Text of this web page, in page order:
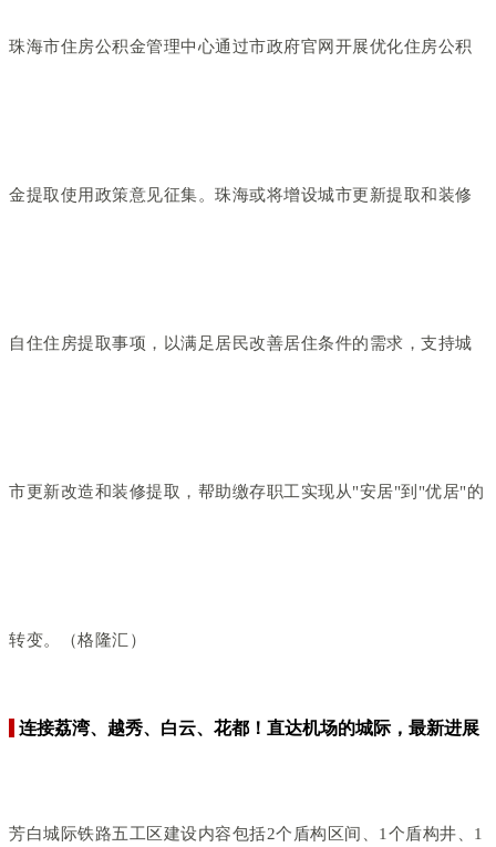
珠海市住房公积金管理中心通过市政府官网开展优化住房公积
金提取使用政策意见征集。珠海或将增设城市更新提取和装修
自住住房提取事项，以满足居民改善居住条件的需求，支持城
市更新改造和装修提取，帮助缴存职工实现从"安居"到"优居"的
转变。（格隆汇）
连接荔湾、越秀、白云、花都！直达机场的城际，最新进展
芳白城际铁路五工区建设内容包括2个盾构区间、1个盾构井、1